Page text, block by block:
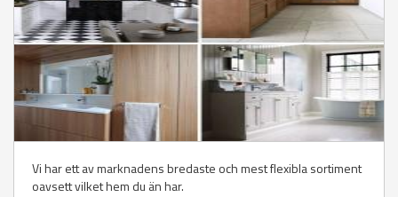
Vi har ett av marknadens bredaste och mest flexibla sortiment
oavsett vilket hem du än har.